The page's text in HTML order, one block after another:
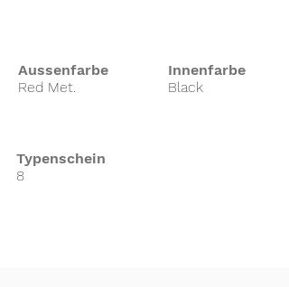
Aussenfarbe
Red Met.
Innenfarbe
Black
Typenschein
8